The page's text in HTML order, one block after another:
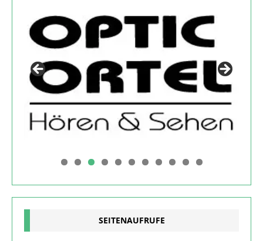
0 1
SEITENAUFRUFE